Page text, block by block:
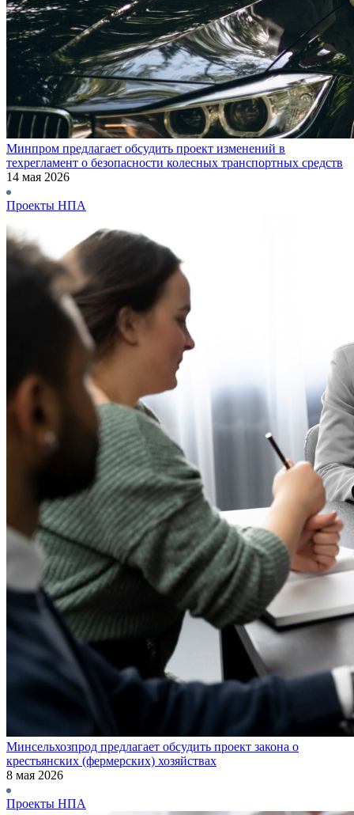
Минпром предлагает обсудить проект изменений в
техрегламент о безопасности колесных транспортных средств
14 мая 2026
Проекты НПА
Минсельхозпрод предлагает обсудить проект закона о
крестьянских (фермерских) хозяйствах
8 мая 2026
Проекты НПА